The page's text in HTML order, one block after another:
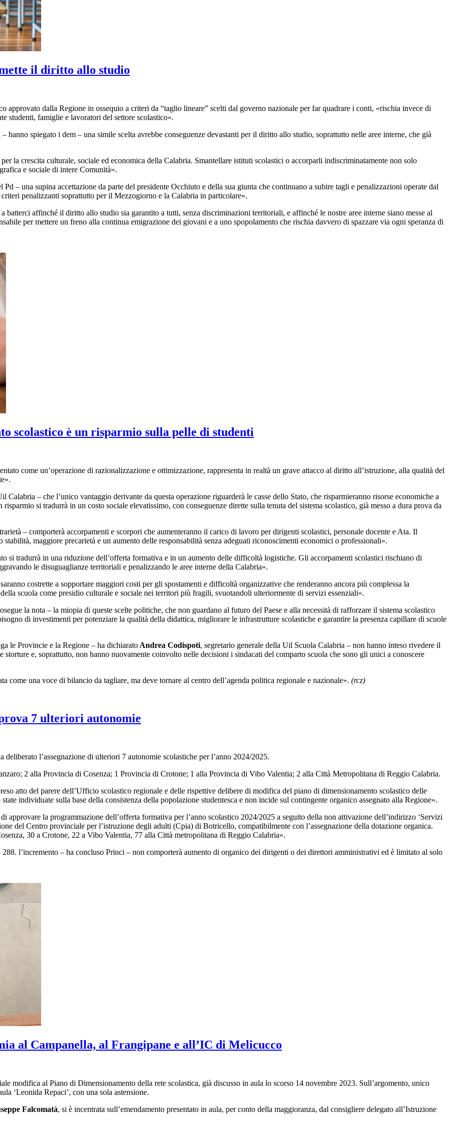
il diritto allo studio
approvato dalla Regione in ossequio a criteri da “taglio lineare” scelti dal governo nazionale per far quadrare i conti, «rischia invece di
studenti, famiglie e lavoratori del settore scolastico».
hanno spiegato i dem – una simile scelta avrebbe conseguenze devastanti per il diritto allo studio, soprattutto nelle aree interne, che già
la crescita culturale, sociale ed economica della Calabria. Smantellare istituti scolastici o accorparli indiscriminatamente non solo
e sociale di intere Comunità».
– una supina accettazione da parte del presidente Occhiuto e della sua giunta che continuano a subire tagli e penalizzazioni operate dal
penalizzanti soprattutto per il Mezzogiorno e la Calabria in particolare».
affinché il diritto allo studio sia garantito a tutti, senza discriminazioni territoriali, e affinché le nostre aree interne siano messe al
per mettere un freno alla continua emigrazione dei giovani e a uno spopolamento che rischia davvero di spazzare via ogni speranza di
scolastico è un risparmio sulla pelle di studenti
come un’operazione di razionalizzazione e ottimizzazione, rappresenta in realtà un grave attacco al diritto all’istruzione, alla qualità del
Calabria – che l’unico vantaggio derivante da questa operazione riguarderà le casse dello Stato, che risparmieranno risorse economiche a
si tradurrà in un costo sociale elevatissimo, con conseguenze dirette sulla tenuta del sistema scolastico, già messo a dura prova da
– comporterà accorpamenti e scorpori che aumenteranno il carico di lavoro per dirigenti scolastici, personale docente e Ata. Il
maggiore precarietà e un aumento delle responsabilità senza adeguati riconoscimenti economici o professionali».
si tradurrà in una riduzione dell’offerta formativa e in un aumento delle difficoltà logistiche. Gli accorpamenti scolastici rischiano di
le disuguaglianze territoriali e penalizzando le aree interne della Calabria».
costrette a sopportare maggiori costi per gli spostamenti e difficoltà organizzative che renderanno ancora più complessa la
scuola come presidio culturale e sociale nei territori più fragili, svuotandoli ulteriormente di servizi essenziali».
la nota – la miopia di queste scelte politiche, che non guardano al futuro del Paese e alla necessità di rafforzare il sistema scolastico
di investimenti per potenziare la qualità della didattica, migliorare le infrastrutture scolastiche e garantire la presenza capillare di scuole
le Provincie e la Regione – ha dichiarato Andrea Codispoti, segretario generale della Uil Scuola Calabria – non hanno inteso rivedere il
e, soprattutto, non hanno nuovamente coinvolto nelle decisioni i sindacati del comparto scuola che sono gli unici a conoscere
come una voce di bilancio da tagliare, ma deve tornare al centro dell’agenda politica regionale e nazionale». (rcz)
7 ulteriori autonomie
deliberato l’assegnazione di ulteriori 7 autonomie scolastiche per l’anno 2024/2025.
2 alla Provincia di Cosenza; 1 Provincia di Crotone; 1 alla Provincia di Vibo Valentia; 2 alla Città Metropolitana di Reggio Calabria.
atto del parere dell’Ufficio scolastico regionale e delle rispettive delibere di modifica del piano di dimensionamento scolastico delle
individuate sulla base della consistenza della popolazione studentesca e non incide sul contingente organico assegnato alla Regione».
approvare la programmazione dell’offerta formativa per l’anno scolastico 2024/2025 a seguito della non attivazione dell’indirizzo ‘Servizi
del Centro provinciale per l’istruzione degli adulti (Cpia) di Botricello, compatibilmente con l’assegnazione della dotazione organica.
30 a Crotone, 22 a Vibo Valentia, 77 alla Città metropolitana di Reggio Calabria».
l’incremento – ha concluso Princi – non comporterà aumento di organico dei dirigenti o dei direttori amministrativi ed è limitato al solo
al Campanella, al Frangipane e all’IC di Melicucco
modifica al Piano di Dimensionamento della rete scolastica, già discusso in aula lo scorso 14 novembre 2023. Sull’argomento, unico
‘Leonida Repaci’, con una sola astensione.
Falcomatà, si è incentrata sull’emendamento presentato in aula, per conto della maggioranza, dal consigliere delegato all’Istruzione